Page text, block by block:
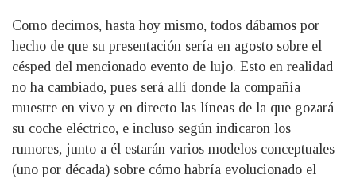
Como decimos, hasta hoy mismo, todos dábamos por
hecho de que su presentación sería en agosto sobre el
césped del mencionado evento de lujo. Esto en realidad
no ha cambiado, pues será allí donde la compañía
muestre en vivo y en directo las líneas de la que gozará
su coche eléctrico, e incluso según indicaron los
rumores, junto a él estarán varios modelos conceptuales
(uno por década) sobre cómo habría evolucionado el